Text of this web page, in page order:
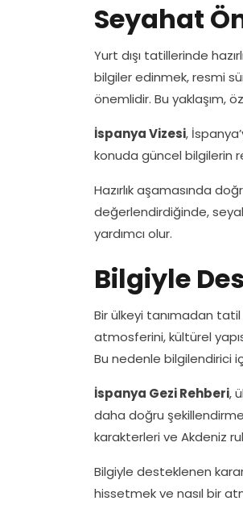
Seyahat
Yurt dışı tatillerinde
bilgiler edinmek, resmi
önemlidir. Bu yaklaşım,
İspanya Vizesi,
konuda güncel bilgilerin
Hazırlık aşamasında
değerlendirdiğinde,
yardımcı olur.
Bilgiyle
Bir ülkeyi tanımadan
atmosferini, kültürel
Bu nedenle bilgilendirici
İspanya Gezi Rehberi,
daha doğru
karakterleri ve Akdeniz
Bilgiyle desteklenen
hissetmek ve nasıl bir